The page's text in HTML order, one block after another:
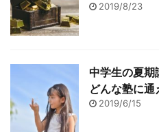
2019/8/23
中学生の夏期
どんな塾に
2019/6/15